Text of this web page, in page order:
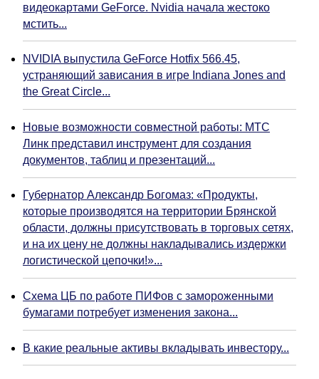
видеокартами GeForce. Nvidia начала жестоко
мстить...
NVIDIA выпустила GeForce Hotfix 566.45,
устраняющий зависания в игре Indiana Jones and
the Great Circle...
Новые возможности совместной работы: МТС
Линк представил инструмент для создания
документов, таблиц и презентаций...
Губернатор Александр Богомаз: «Продукты,
которые производятся на территории Брянской
области, должны присутствовать в торговых сетях,
и на их цену не должны накладывались издержки
логистической цепочки!»...
Схема ЦБ по работе ПИФов с замороженными
бумагами потребует изменения закона...
В какие реальные активы вкладывать инвестору...